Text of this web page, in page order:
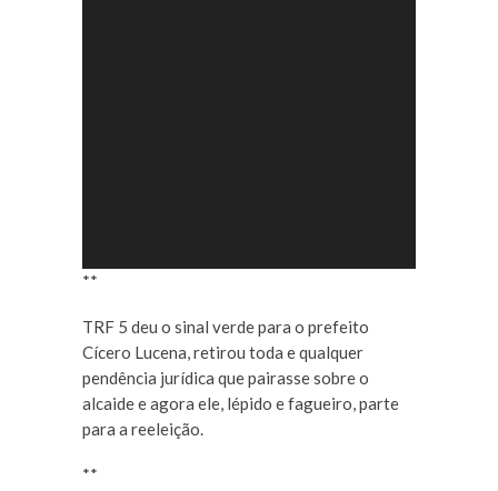
**
TRF 5 deu o sinal verde para o prefeito
Cícero Lucena, retirou toda e qualquer
pendência jurídica que pairasse sobre o
alcaide e agora ele, lépido e fagueiro, parte
para a reeleição.
**